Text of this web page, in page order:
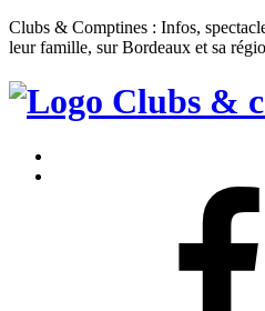
Clubs & Comptines : Infos,
leur famille, sur Bordeaux et sa
Clubs
Comptines